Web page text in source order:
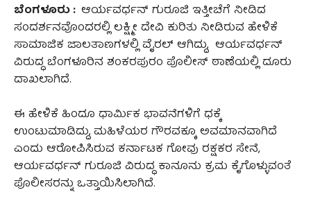
ಬೆಂಗಳೂರು : ಆರ್ಯವರ್ಧನ್ ಗುರೂಜಿ ಇತ್ತೀಚೆಗೆ ನೀಡಿದ
ಸಂದರ್ಶನವೊಂದರಲ್ಲಿ ಲಕ್ಷ್ಮೀ ದೇವಿ ಕುರಿತು ನೀಡಿರುವ ಹೇಳಿಕೆ
ಸಾಮಾಜಿಕ ಜಾಲತಾಣಗಳಲ್ಲಿ ವೈರಲ್ ಆಗಿದ್ದು, ಆರ್ಯವರ್ಧನ್‌
ವಿರುದ್ಧ ಬೆಂಗಳೂರಿನ ಶಂಕರಪುರಂ ಪೊಲೀಸ್ ಠಾಣೆಯಲ್ಲಿ ದೂರು
ದಾಖಲಾಗಿದೆ.
ಈ ಹೇಳಿಕೆ ಹಿಂದೂ ಧಾರ್ಮಿಕ ಭಾವನೆಗಳಿಗೆ ಧಕ್ಕೆ
ಉಂಟುಮಾಡಿದ್ದು, ಮಹಿಳೆಯರ ಗೌರವಕ್ಕೂ ಅವಮಾನವಾಗಿದೆ
ಎಂದು ಆರೋಪಿಸಿರುವ ಕರ್ನಾಟಕ ಗೋವು ರಕ್ಷಕರ ಸೇನೆ,
ಆರ್ಯವರ್ಧನ್ ಗುರೂಜಿ ವಿರುದ್ಧ ಕಾನೂನು ಕ್ರಮ ಕೈಗೊಳ್ಳುವಂತೆ
ಪೊಲೀಸರನ್ನು ಒತ್ತಾಯಿಸಿಲಾಗಿದೆ.